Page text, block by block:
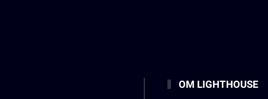
OM LIGHTHOUSE